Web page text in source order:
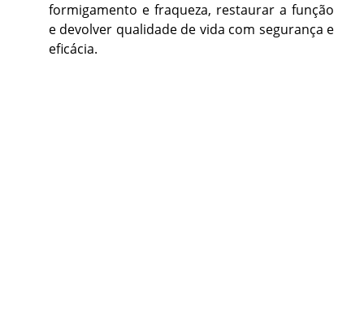
formigamento e fraqueza, restaurar a função
e devolver qualidade de vida com segurança e
eficácia.